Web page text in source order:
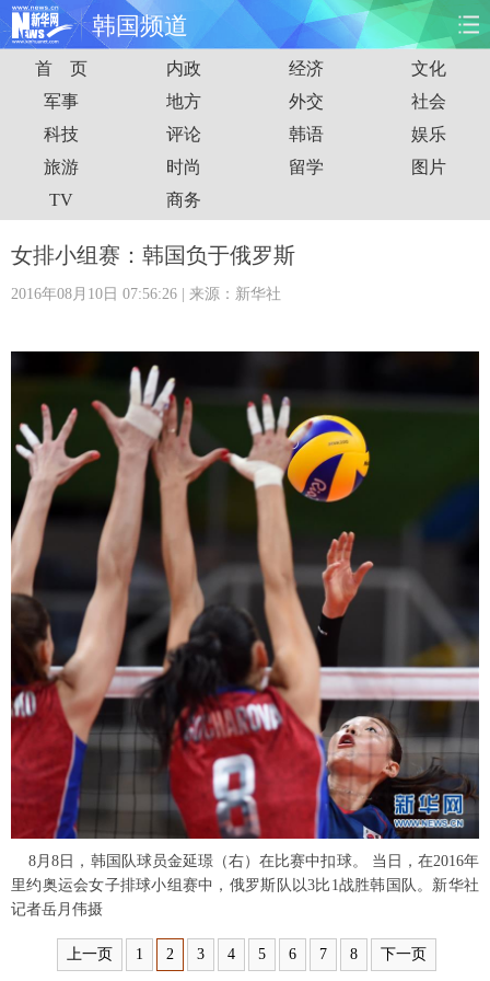
韩国频道
首页 时政 国际 财经
娱乐 体育 人事 教育
时尚 思客
港澳 台湾 华人
科技 能源
旅游 健康 信息化
金融 公益 军事
富媒体 摄影
新华电视中文 新华电视英文 返回PC
首 页 内政 经济
文化
军事
地方 外交
社会
科技
评论 韩语
娱乐
旅游
时尚 留学
图片
TV
商务
女排小组赛：韩国负于俄罗斯
2016年08月10日 07:56:26 | 来源：新华社
8月8日，韩国队球员金延璟（右）在比赛中扣球。 当日，在2016年
里约奥运会女子排球小组赛中，俄罗斯队以3比1战胜韩国队。新华社
记者岳月伟摄
上一页 1 2 3 4 5 6 7 8 下一页